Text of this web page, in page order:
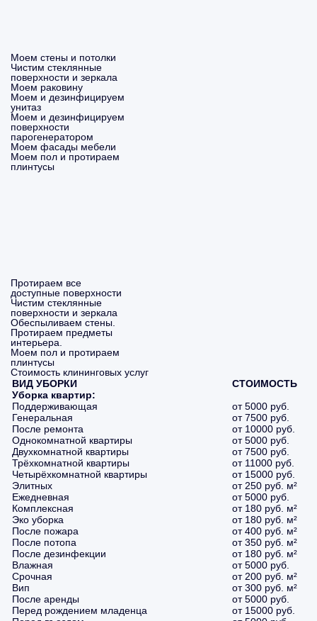
Моем стены и потолки
Чистим стеклянные
поверхности и зеркала
Моем раковину
Моем и дезинфицируем
унитаз
Моем и дезинфицируем
поверхности
парогенератором
Моем фасады мебели
Моем пол и протираем
плинтусы
Протираем все
доступные поверхности
Чистим стеклянные
поверхности и зеркала
Обеспыливаем стены.
Протираем предметы
интерьера.
Моем пол и протираем
плинтусы
Стоимость клининговых услуг
ВИД УБОРКИ
СТОИМОСТЬ
Уборка квартир:
Поддерживающая
от 5000 руб.
Генеральная
от 7500 руб.
После ремонта
от 10000 руб.
Однокомнатной квартиры
от 5000 руб.
Двухкомнатной квартиры
от 7500 руб.
Трёхкомнатной квартиры
от 11000 руб.
Четырёхкомнатной квартиры
от 15000 руб.
Элитных
от 250 руб. м²
Ежедневная
от 5000 руб.
Комплексная
от 180 руб. м²
Эко уборка
от 180 руб. м²
После пожара
от 400 руб. м²
После потопа
от 350 руб. м²
После дезинфекции
от 180 руб. м²
Влажная
от 5000 руб.
Срочная
от 200 руб. м²
Вип
от 300 руб. м²
После аренды
от 5000 руб.
Перед рождением младенца
от 15000 руб.